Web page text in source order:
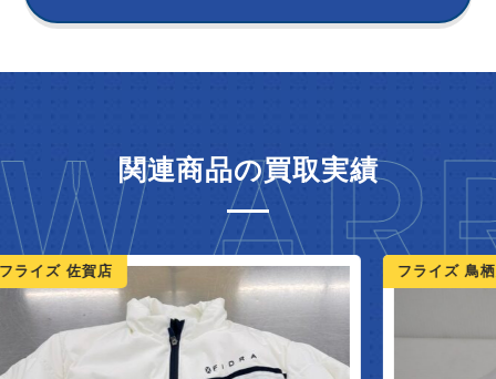
関連商品の買取実績
イズ 佐賀店 フライズ 鳥栖店